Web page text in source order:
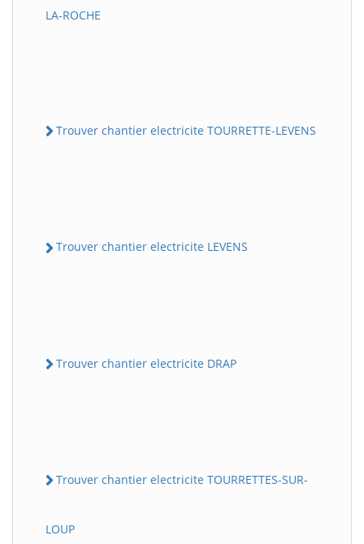
LA-ROCHE
Trouver chantier electricite TOURRETTE-LEVENS
Trouver chantier electricite LEVENS
Trouver chantier electricite DRAP
Trouver chantier electricite TOURRETTES-SUR-
LOUP